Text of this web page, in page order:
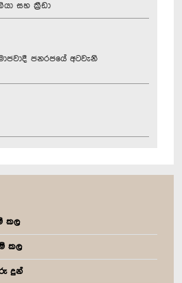
සහ ක්‍රීඩා
ජනරජයේ අටවැනි
කල
කල
දුන්